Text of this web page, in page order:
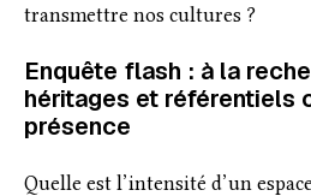
transmettre nos cultures ?
Enquête flash : à la
héritages et référentiels
présence
Quelle est l’intensité d’un